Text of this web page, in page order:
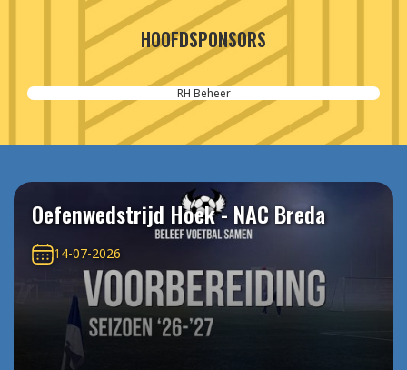
HOOFDSPONSORS
Van Hese Schilderwerken UK Paint
Oefenwedstrijd Hoek - NAC Breda
14-07-2026